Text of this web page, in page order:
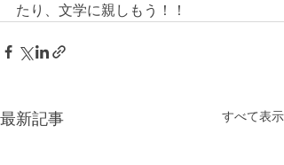
たり、文学に親しもう！！
最新記事 すべて表示